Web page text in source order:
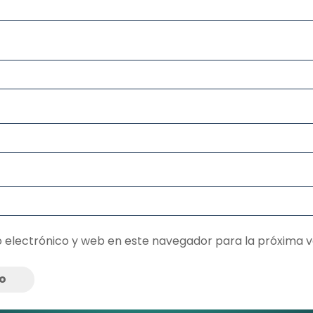
y web en este navegador para la próxima